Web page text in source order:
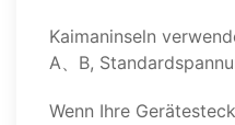
Kaimaninseln
A、B,
Wenn Ihre